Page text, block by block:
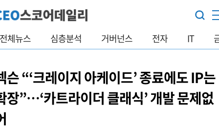
전체뉴스 심층분석 거버넌스 전자 IT
슨 “‘크레이지 아케이드’ 종료에도 IP는
장”…‘카트라이더 클래식’ 개발 문제없